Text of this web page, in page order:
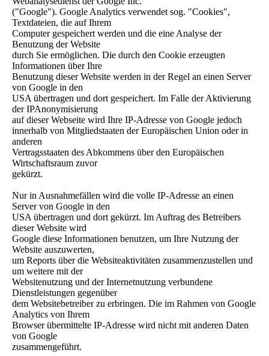
("Google"). Google Analytics verwendet sog. "Cookies",
Textdateien, die auf Ihrem
Computer gespeichert werden und die eine Analyse der
Benutzung der Website
durch Sie ermöglichen. Die durch den Cookie erzeugten
Informationen über Ihre
Benutzung dieser Website werden in der Regel an einen Server
von Google in den
USA übertragen und dort gespeichert. Im Falle der Aktivierung
der IPAnonymisierung
auf dieser Webseite wird Ihre IP-Adresse von Google jedoch
innerhalb von Mitgliedstaaten der Europäischen Union oder in
anderen
Vertragsstaaten des Abkommens über den Europäischen
Wirtschaftsraum zuvor
gekürzt.
Nur in Ausnahmefällen wird die volle IP-Adresse an einen
Server von Google in den
USA übertragen und dort gekürzt. Im Auftrag des Betreibers
dieser Website wird
Google diese Informationen benutzen, um Ihre Nutzung der
Website auszuwerten,
um Reports über die Websiteaktivitäten zusammenzustellen und
um weitere mit der
Websitenutzung und der Internetnutzung verbundene
Dienstleistungen gegenüber
dem Websitebetreiber zu erbringen. Die im Rahmen von Google
Analytics von Ihrem
Browser übermittelte IP-Adresse wird nicht mit anderen Daten
von Google
zusammengeführt.